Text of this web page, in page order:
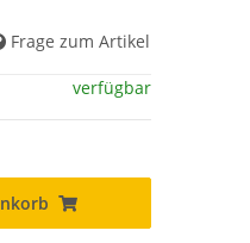
Frage zum Artikel
verfügbar